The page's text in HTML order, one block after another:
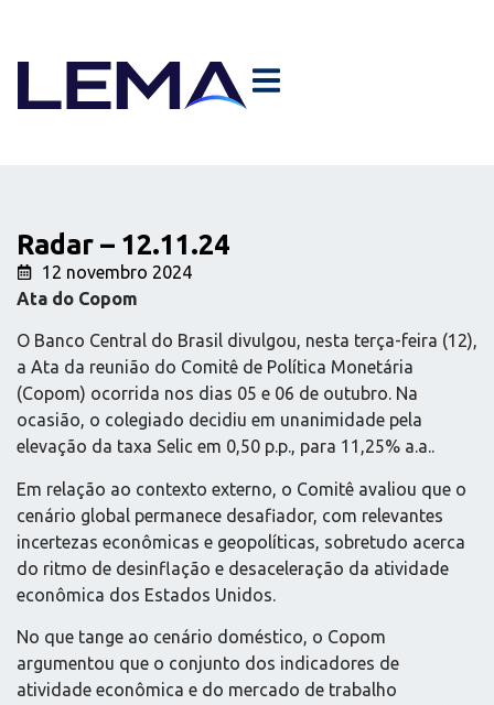
Radar – 12.11.24
12 novembro 2024
Ata do Copom
O Banco Central do Brasil divulgou, nesta terça-feira (12),
a Ata da reunião do Comitê de Política Monetária
(Copom) ocorrida nos dias 05 e 06 de outubro. Na
ocasião, o colegiado decidiu em unanimidade pela
elevação da taxa Selic em 0,50 p.p., para 11,25% a.a..
Em relação ao contexto externo, o Comitê avaliou que o
cenário global permanece desafiador, com relevantes
incertezas econômicas e geopolíticas, sobretudo acerca
do ritmo de desinflação e desaceleração da atividade
econômica dos Estados Unidos.
No que tange ao cenário doméstico, o Copom
argumentou que o conjunto dos indicadores de
atividade econômica e do mercado de trabalho